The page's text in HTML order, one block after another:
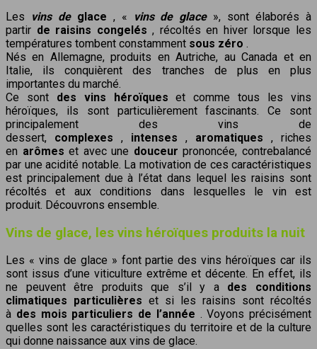
Les vins deglace , « vins de glace», sont élaborés à
partir de raisins congelés , récoltés en hiver lorsque les
températures tombent constamment sous zéro .
Nés en Allemagne, produits en Autriche, au Canada et en
Italie, ils conquièrent des tranches de plus en plus
importantes du marché.
Ce sont des vins héroïques et comme tous les vins
héroïques, ils sont particulièrement fascinants. Ce sont
principalement des vins de
dessert, complexes , intenses , aromatiques , riches
en arômes et avec une douceur prononcée, contrebalancé
par une acidité notable. La motivation de ces caractéristiques
est principalement due à l’état dans lequel les raisins sont
récoltés et aux conditions dans lesquelles le vin est
produit. Découvrons ensemble.
Vins de glace, les vins héroïques produits la nuit
Les « vins de glace » font partie des vins héroïques car ils
sont issus d’une viticulture extrême et décente. En effet, ils
ne peuvent être produits que s’il y a des conditions
climatiques particulières et si les raisins sont récoltés
à des mois particuliers de l’année . Voyons précisément
quelles sont les caractéristiques du territoire et de la culture
qui donne naissance aux vins de glace.